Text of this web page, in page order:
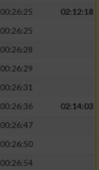
00:26:25
02:12:18
00:26:25
00:26:28
00:26:29
00:26:31
00:26:36
02:14:03
00:26:47
00:26:50
00:26:54